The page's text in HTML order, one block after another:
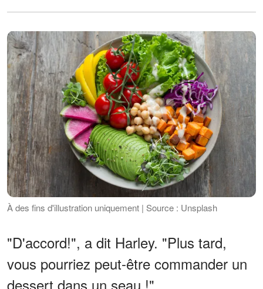
À des fins d'illustration uniquement | Source : Unsplash
"D'accord!", a dit Harley. "Plus tard,
vous pourriez peut-être commander un
dessert dans un seau !"